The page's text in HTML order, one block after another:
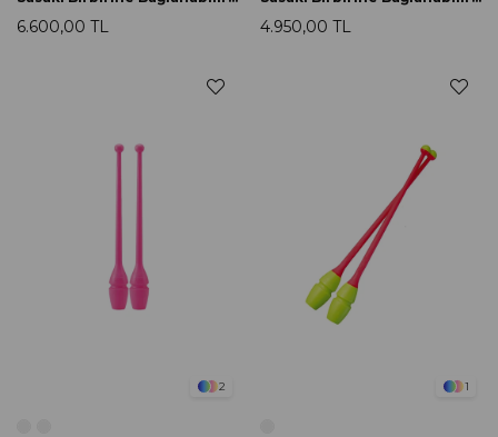
6.600,00 TL 4.950,00 TL
2 1